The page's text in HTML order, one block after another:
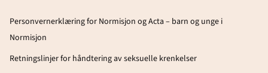
Personvernerklæring for Normisjon og Acta – barn og unge i
Normisjon
Retningslinjer for håndtering av seksuelle krenkelser